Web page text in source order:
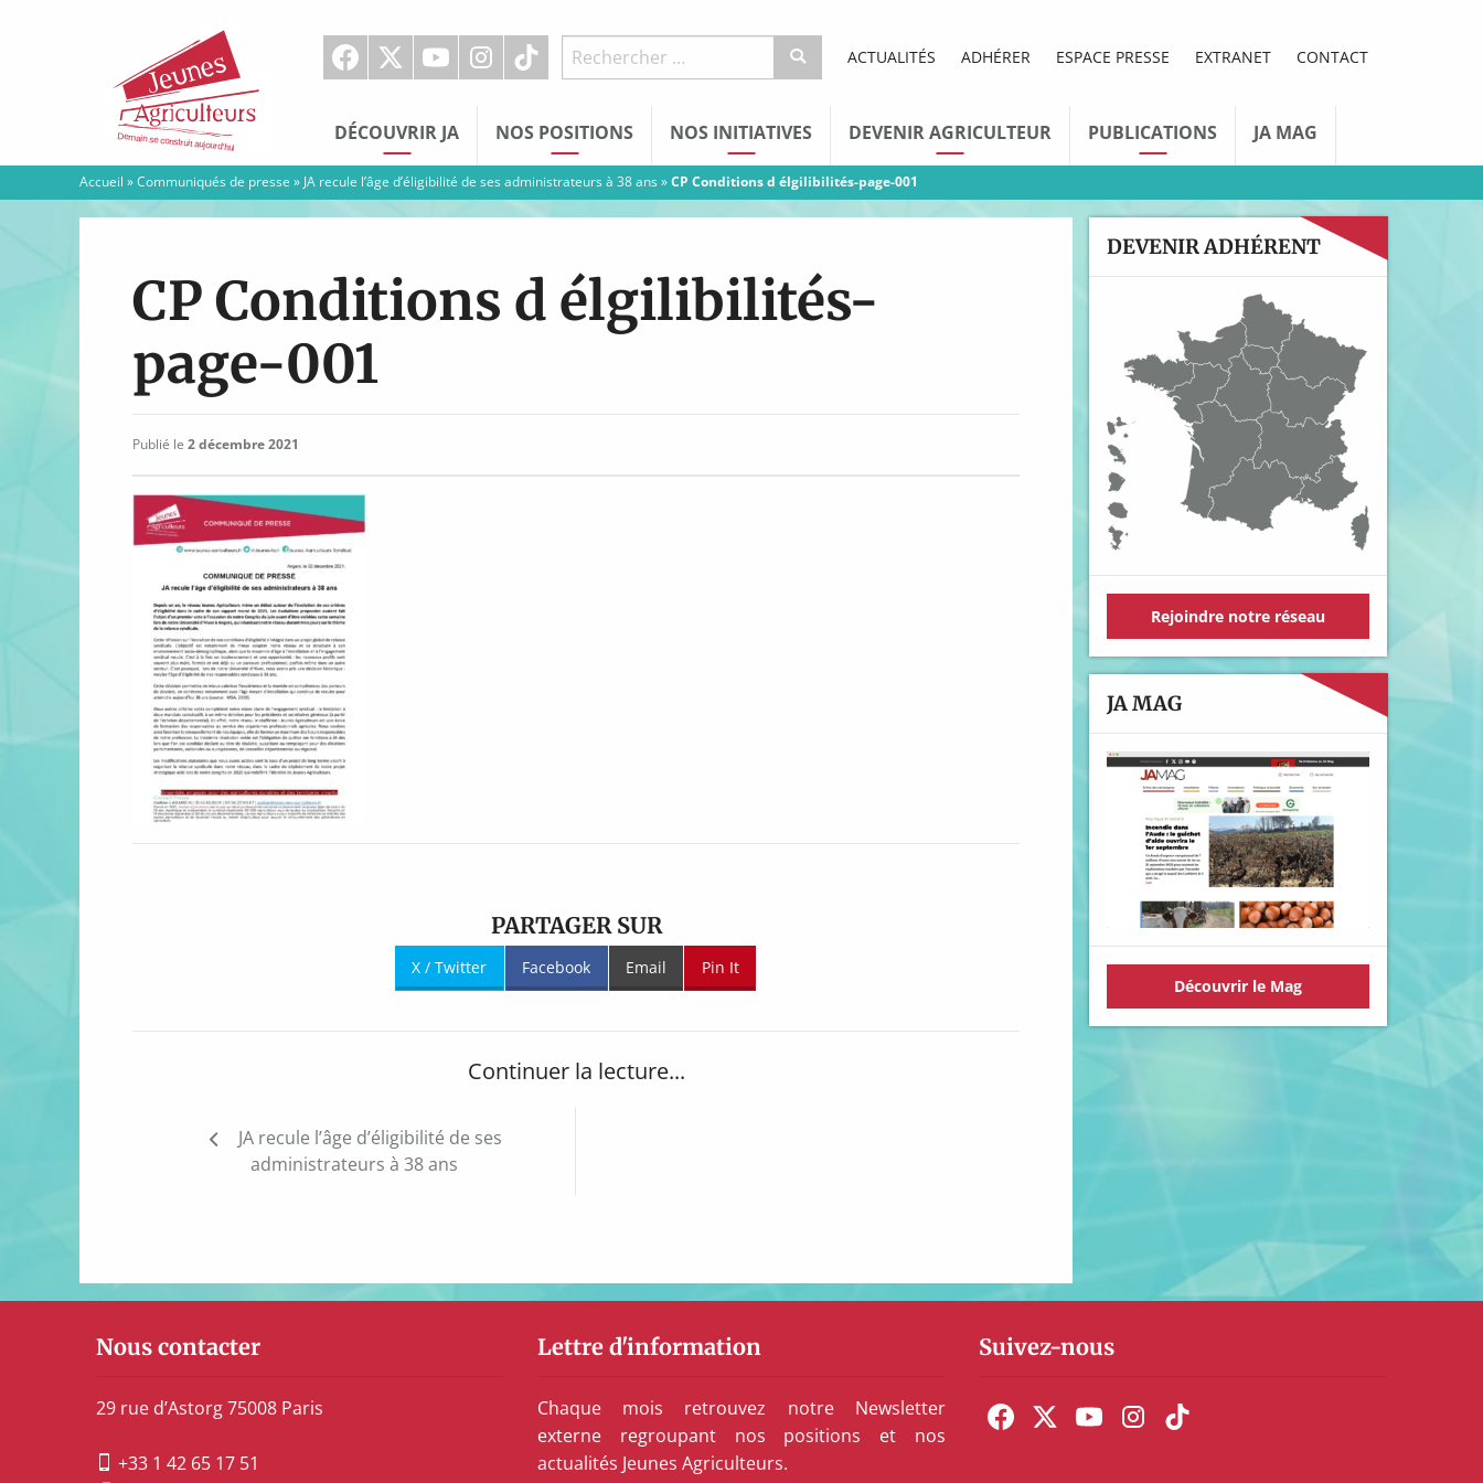
Agriculteurs
ACTUALITÉS ADHÉRER ESPACE PRESSE EXTRANET CONTACT
DÉCOUVRIR JA NOS POSITIONS NOS INITIATIVES DEVENIR AGRICULTEUR PUBLICATIONS JA MAG
Accueil »Communiqués de presse » JA recule l’âge d’éligibilité de ses administrateurs à 38 ans»CP Conditions d élgilibilités-page-001
CP Conditions d élgilibilités-
page-001
Publié le 2 décembre 2021
PARTAGER SUR
X / Twitter Facebook Email Pin It
Continuer la lecture...
NavigationJA recule l’âge d’éligibilité de ses
administrateurs à 38 ans
DEVENIR ADHÉRENT
Rejoindre notre réseau
JA MAG
Découvrir le Mag
Nous contacter
29 rue d’Astorg 75008 Paris
+33 1 42 65 17 51
Lettre d'information
Chaque mois retrouvez notre Newsletter
externe regroupant nos positions et nos
actualités Jeunes Agriculteurs.
Suivez-nous